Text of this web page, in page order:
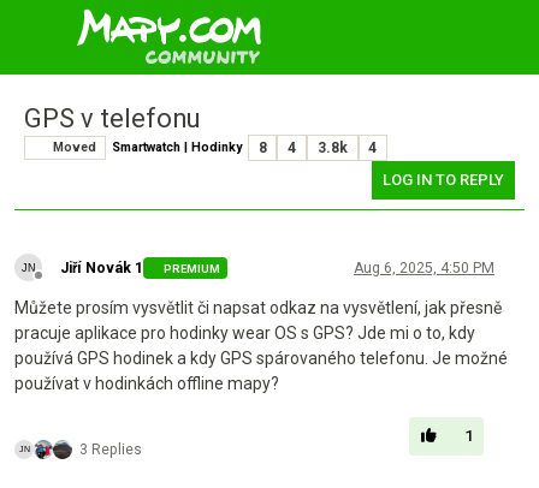
GPS v telefonu
Moved Smartwatch | Hodinky 8 4 3.8k 4
LOG IN TO REPLY
Jiří Novák 1 PREMIUM Aug 6, 2025, 4:50 PM
Můžete prosím vysvětlit či napsat odkaz na vysvětlení, jak přesně
pracuje aplikace pro hodinky wear OS s GPS? Jde mi o to, kdy
používá GPS hodinek a kdy GPS spárovaného telefonu. Je možné
používat v hodinkách offline mapy?
3 Replies
1